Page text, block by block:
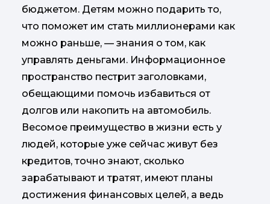
бюджетом. Детям можно подарить то,
что поможет им стать миллионерами как
можно раньше, — знания о том, как
управлять деньгами. Информационное
пространство пестрит заголовками,
обещающими помочь избавиться от
долгов или накопить на автомобиль.
Весомое преимущество в жизни есть у
людей, которые уже сейчас живут без
кредитов, точно знают, сколько
зарабатывают и тратят, имеют планы
достижения финансовых целей, а ведь